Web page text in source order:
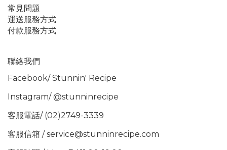
常見問題
運送服務方式
付款服務方式
聯絡我們
Facebook/Stunnin' Recipe
Instagram/@stunninrecipe
客服電話/ (02)2749-3339
客服信箱 / service@stunninrecipe.com